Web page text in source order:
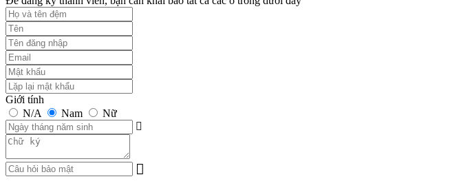
Giới tính
N/A
Nam Nữ